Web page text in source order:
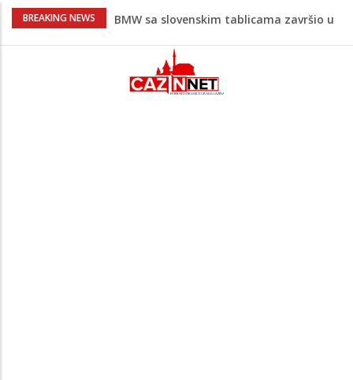
BREAKING NEWS
Evo gdje i kada nestaje struja u Krajini
Veće plate za hiljade zaposlenih u
Unsko-sanskom kantonu
Promet kroz Hormuški moreuz drastično